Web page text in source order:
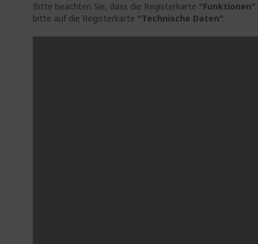
Bitte beachten Sie, dass die Registerkarte "Funktionen"
bitte auf die Registerkarte "Technische Daten".